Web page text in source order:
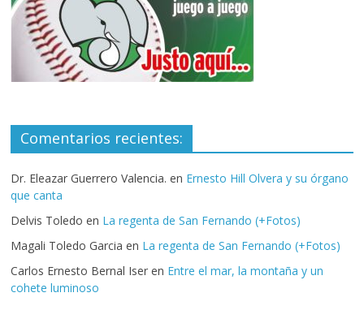
Comentarios recientes:
Dr. Eleazar Guerrero Valencia. en Ernesto Hill Olvera y su órgano
que canta
Delvis Toledo en La regenta de San Fernando (+Fotos)
Magali Toledo Garcia en La regenta de San Fernando (+Fotos)
Carlos Ernesto Bernal Iser en Entre el mar, la montaña y un
cohete luminoso